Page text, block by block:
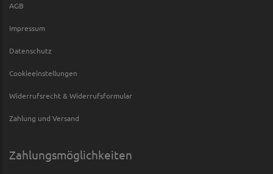
AGB
Impressum
Datenschutz
Cookieeinstellungen
Widerrufsrecht & Widerrufsformular
Zahlung und Versand
Zahlungsmöglichkeiten